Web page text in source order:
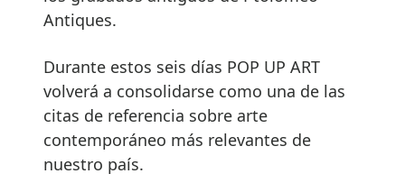
Antiques.
Durante estos seis días POP UP ART
volverá a consolidarse como una de las
citas de referencia sobre arte
contemporáneo más relevantes de
nuestro país.